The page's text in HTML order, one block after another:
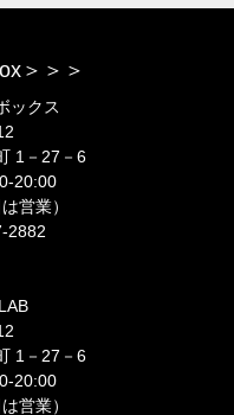
＞＞＞
ックス
1－27－6
20:00
営業）
2882
1－27－6
20:00
営業）